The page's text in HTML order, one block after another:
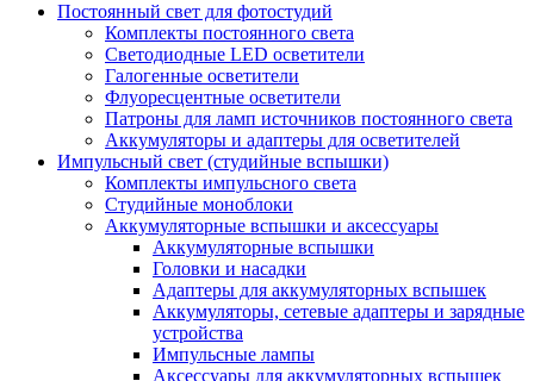
Постоянный свет для фотостудий
Комплекты постоянного света
Светодиодные LED осветители
Галогенные осветители
Флуоресцентные осветители
Патроны для ламп источников постоянного света
Аккумуляторы и адаптеры для осветителей
Импульсный свет (студийные вспышки)
Комплекты импульсного света
Студийные моноблоки
Аккумуляторные вспышки и аксессуары
Аккумуляторные вспышки
Головки и насадки
Адаптеры для аккумуляторных вспышек
Аккумуляторы, сетевые адаптеры и зарядные
устройства
Импульсные лампы
Аксессуары для аккумуляторных вспышек